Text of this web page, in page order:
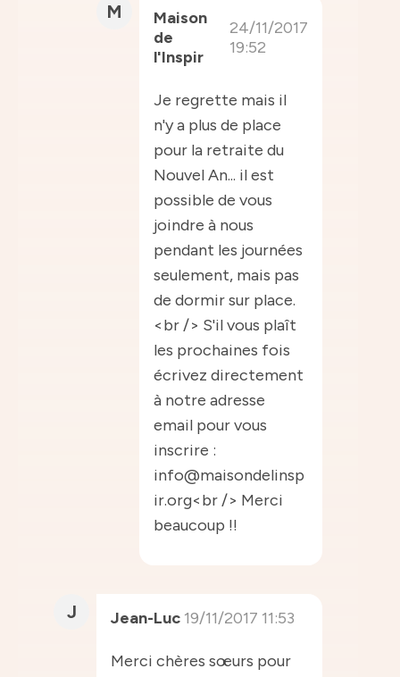
M
Maison
de
l'Inspir
24/11/2017
19:52
Je regrette mais il
n'y a plus de place
pour la retraite du
Nouvel An... il est
possible de vous
joindre à nous
pendant les journées
seulement, mais pas
de dormir sur place.
<br /> S'il vous plaît
les prochaines fois
écrivez directement
à notre adresse
email pour vous
inscrire :
info@maisondelinsp
ir.org<br /> Merci
beaucoup !!
J Jean-Luc 19/11/2017 11:53
Merci chères sœurs pour